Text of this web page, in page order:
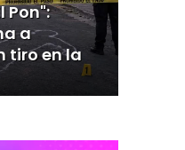
Pon":
a
tiro en la